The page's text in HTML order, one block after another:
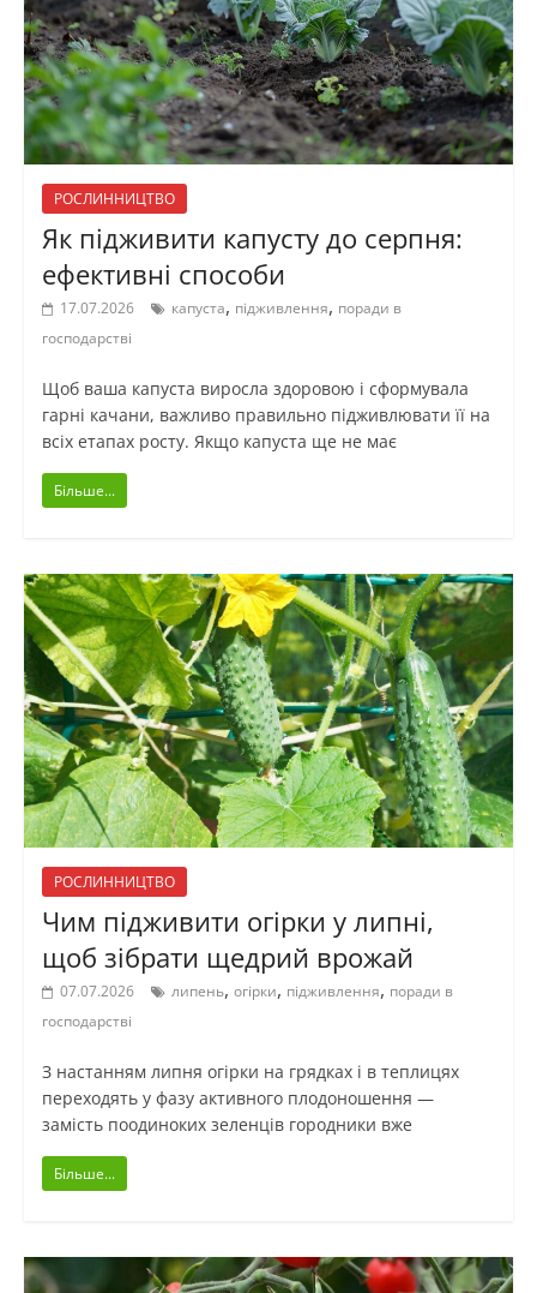
РОСЛИННИЦТВО
Як підживити капусту до серпня:
ефективні способи
17.07.2026 капуста, підживлення, поради в
господарстві
Щоб ваша капуста виросла здоровою і сформувала
гарні качани, важливо правильно підживлювати її на
всіх етапах росту. Якщо капуста ще не має
Більше...
РОСЛИННИЦТВО
Чим підживити огірки у липні,
щоб зібрати щедрий врожай
07.07.2026 липень, огірки, підживлення, поради в
господарстві
З настанням липня огірки на грядках і в теплицях
переходять у фазу активного плодоношення —
замість поодиноких зеленців городники вже
Більше...